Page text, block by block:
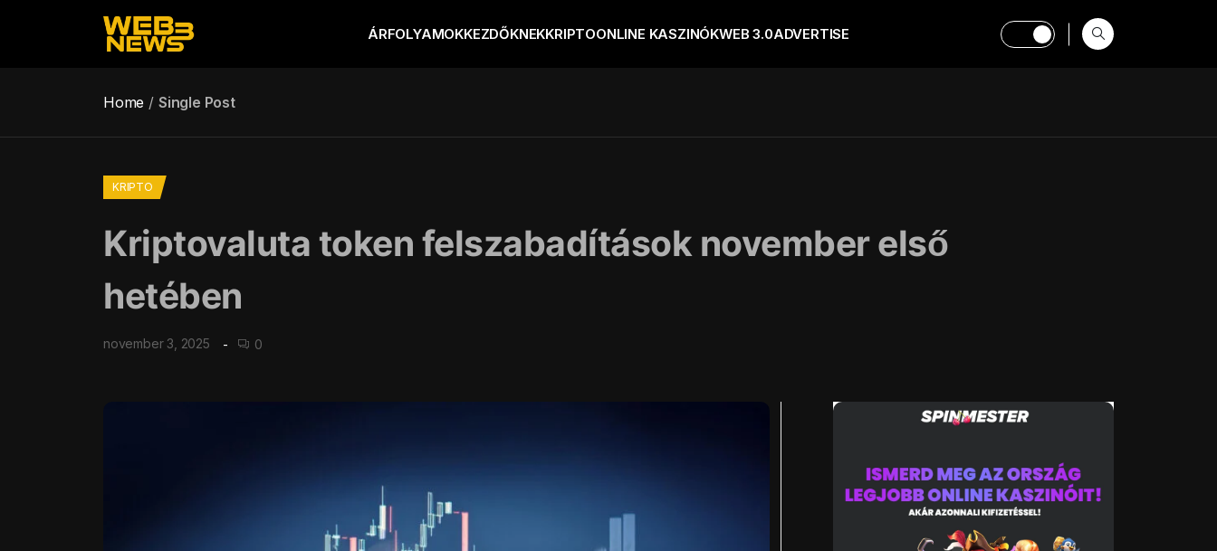
ÁRFOLYAMOKKEZDŐKNEKKRIPTOONLINE KASZINÓKWEB 3.0ADVERTISE
Home Single Post
KRIPTO
Kriptovaluta token felszabadítások november első
hetében
november 3, 2025 0